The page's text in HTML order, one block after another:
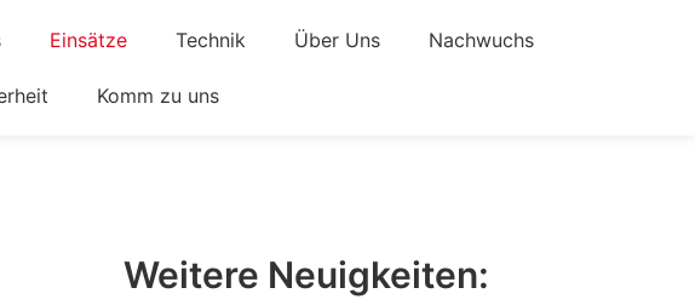
Einsätze Technik Über Uns Nachwuchs
Komm zu uns
Weitere Neuigkeiten: